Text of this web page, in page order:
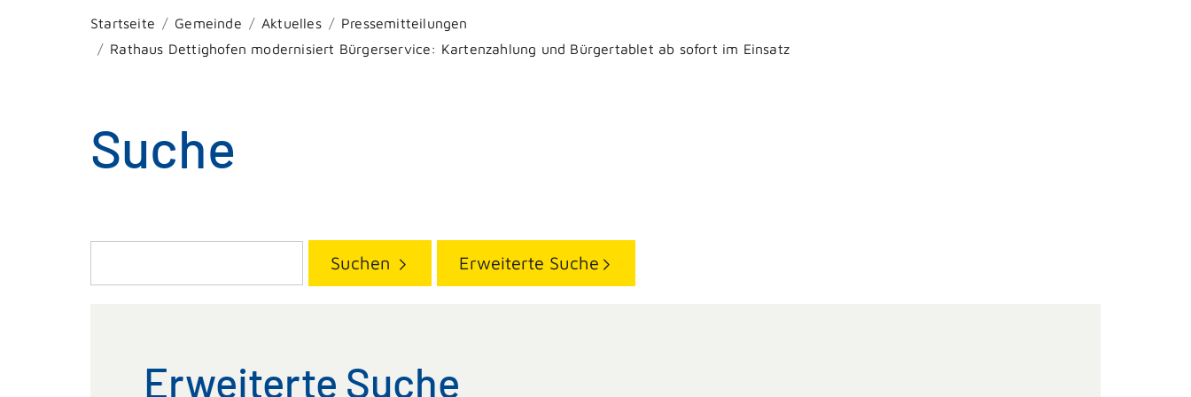
Startseite Gemeinde Aktuelles
Pressemitteilungen
Rathaus Dettighofen modernisiert Bürgerservice: Kartenzahlung und Bürgertablet ab sofort im Einsatz
Suche
Suchen Erweiterte Suche
Erweiterte Suche